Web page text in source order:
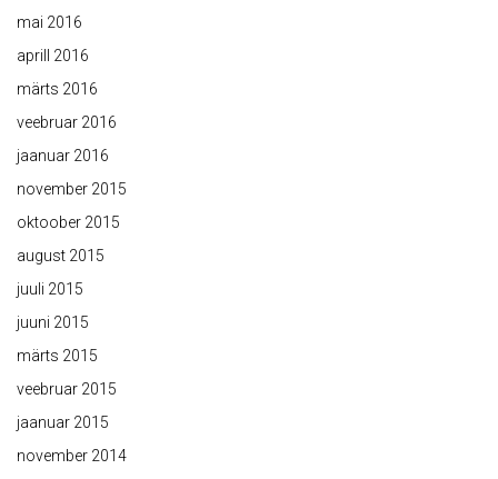
mai 2016
aprill 2016
märts 2016
veebruar 2016
jaanuar 2016
november 2015
oktoober 2015
august 2015
juuli 2015
juuni 2015
märts 2015
veebruar 2015
jaanuar 2015
november 2014